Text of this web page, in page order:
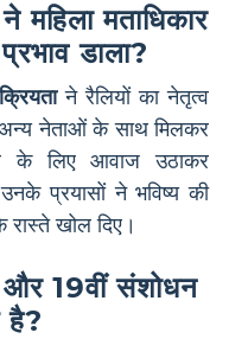
महिला मताधिकार
डाला?
ने रैलियों का नेतृत्व
नेताओं के साथ मिलकर
के लिए आवाज उठाकर
प्रयासों ने भविष्य की
रास्ते खोल दिए।
और 19वीं संशोधन
है?